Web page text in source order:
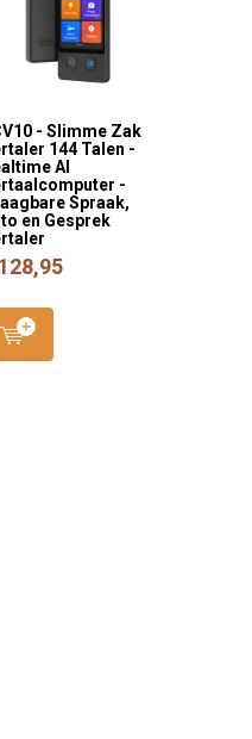
- Slimme Zak
144 Talen -
AI
-
Spraak,
en Gesprek